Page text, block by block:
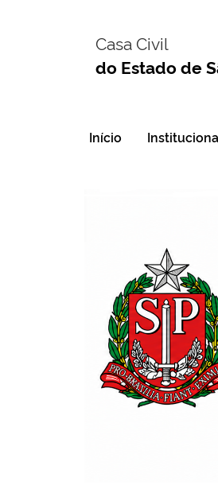
Casa Civil
do Estado de
Início